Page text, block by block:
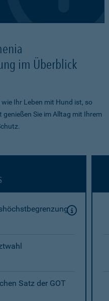
im Überblick
Ihr Leben mit Hund ist, so
Sie im Alltag mit Ihrem
Satz der GOT